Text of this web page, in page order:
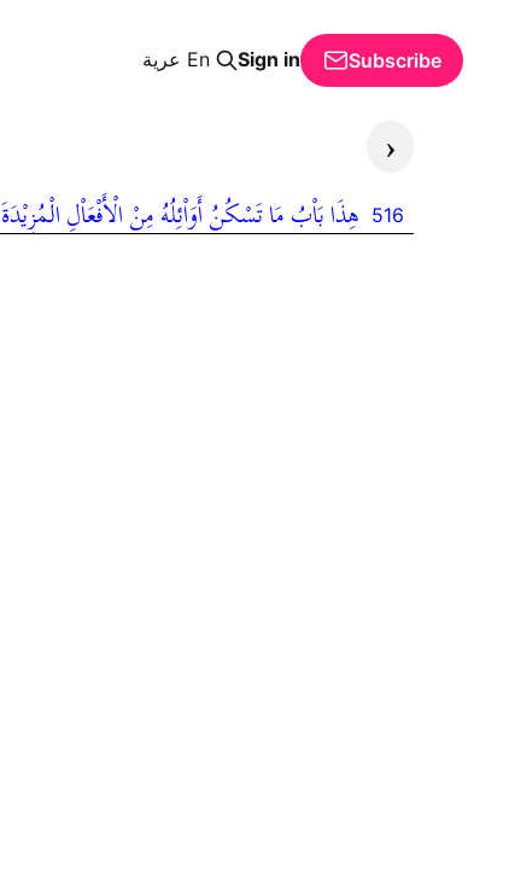
عرية En Sign in Subscribe
‹
516 هِذَا بَاْبُ مَا تَسْكُنُ أَوَاْئِلُهُ مِنْ الْأَفْعَاْلِ الْمُزِيْدَةَ